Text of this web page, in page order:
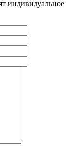
индивидуальное